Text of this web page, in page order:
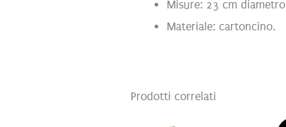
Misure: 23 cm diametro
Materiale: cartoncino.
Prodotti correlati